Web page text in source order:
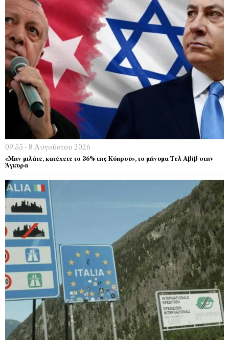
09:55 - 8 Αυγούστου 2026
«Μην μιλάτε, κατέχετε το 36% της Κύπρου», το μήνυμα Τελ Αβίβ στην
Άγκυρα